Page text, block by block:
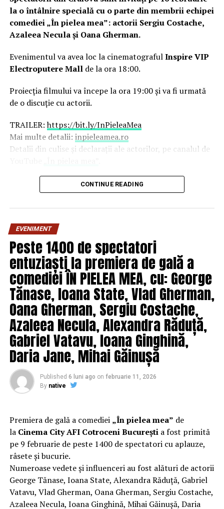
la o întâlnire specială cu o parte din membrii echipei
comediei „În pielea mea”: actorii Sergiu Costache,
Azaleea Necula și Oana Gherman.
Evenimentul va avea loc la cinematografulInspire VIP
Electroputere Mall de la ora 18:00.
Proiecția filmului va începe la ora 19:00 și va fi urmată
de o discuție cu actorii.
TRAILER:https://bit.ly/InPieleaMea
Mai multe detalii: inpieleamea.ro
Detalii din culise și declarații ale actorilor, pe canalul de
Reprezentativă pentru modul în care majoritatea
tinerilor se raportează la relațiile de cuplu, comedia „În
pielea mea” îi reunește în distribuție peIoana State,
Vlad Gherman, Azaleea Necula, Alexandra Răduță,
Gabriel Vatavu, alături de Ioana Ginghină, Mihai
Găinușă, Daria Janeși alții.
O comedie savuroasă despre un „schimb de roluri” pe
care patru cupluri îl acceptă pe durata unui weekend, ce
se dovedește un mod haios prin care protagoniștii
reușesc să-și cunoască mai bine partenerii și să renunțe
la orgolii și preconcepții, „În pielea mea” propune o
experiență de cinema relaxantă și amuzantă.
Regizorul și scenaristul Paul Decu , absolvent al
Facultății de Teatru UNATC „I.L.Caragiale” și al
masteratului în regie de film de la MetFilm School
Londra, a colaborat la realizarea primului său
parteAdrian Pădurețu (imagine), Bogdan Ivanovici
(sunet), Anca Miron (scenografie), Francisca Vass
(costume).
O comedie actuală și colorată, filmul„În pielea mea”
are premiera națională pe 10 februarie, distribuit de
T.R.I.B.E. Films.
CONTINUE READING
EVENIMENT
Peste 1400 de spectatori
entuziaști la premiera de gală a
comediei ÎN PIELEA MEA, cu: George
Tănase, Ioana State, Vlad Gherman,
Oana Gherman, Sergiu Costache,
Azaleea Necula, Alexandra Răduță,
Gabriel Vatavu, Ioana Ginghină,
Daria Jane, Mihai Găinușă
Published 6 luni ago on februarie 11, 2026
By native
Premiera de gală a comediei „În pielea mea” de
la Cinema City AFI Cotroceni Bucureștia fost primită
pe 9 februarie de peste 1400 de spectatori cu aplauze,
râsete și bucurie.
Numeroase vedete și influenceri au fost alături de actorii
George Tănase, Ioana State, Alexandra Răduță, Gabriel
Vatavu, Vlad Gherman, Oana Gherman, Sergiu Costache,
Azaleea Necula, Ioana Ginghină, Mihai Găinușă, Daria